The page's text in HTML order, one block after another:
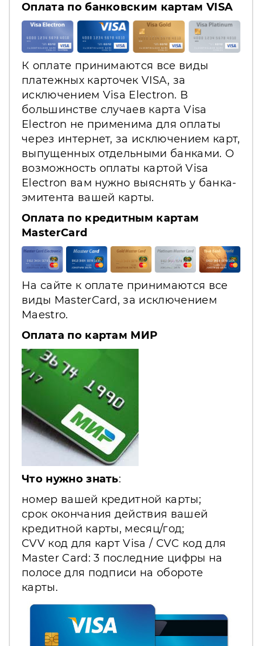
Оплата по банковским картам VISA
К оплате принимаются все виды
платежных карточек VISA, за
исключением Visa Electron. В
большинстве случаев карта Visa
Electron не применима для оплаты
через интернет, за исключением карт,
выпущенных отдельными банками. О
возможность оплаты картой Visa
Electron вам нужно выяснять у банка-
эмитента вашей карты.
Оплата по кредитным картам
MasterCard
На сайте к оплате принимаются все
виды MasterCard, за исключением
Maestro.
Оплата по картам МИР
Что нужно знать:
номер вашей кредитной карты;
срок окончания действия вашей
кредитной карты, месяц/год;
CVV код для карт Visa / CVC код для
Master Card: 3 последние цифры на
полосе для подписи на обороте
карты.